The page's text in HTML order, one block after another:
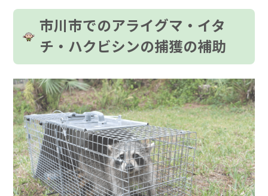
市川市でのアライグマ・イタ
チ・ハクビシンの捕獲の補助